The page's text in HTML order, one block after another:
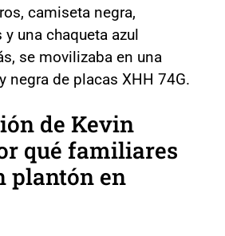
camiseta negra,
una chaqueta azul
se movilizaba en una
negra de placas XHH 74G.
de Kevin
qué familiares
plantón en